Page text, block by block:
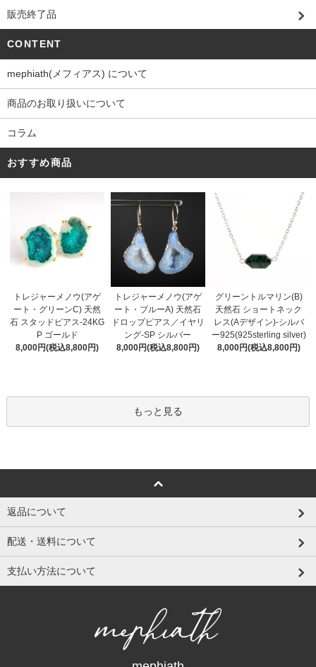
販売終了品
CONTENT
mephiath(メフィアス) について
商品のお取り扱いについて
コラム
おすすめ商品
トレジャーメノウ(アゲ
ート・グリーンC) 天然
石 スタッドピアス-24KG
P ゴールド
8,000円(税込8,800円)
トレジャーメノウ(アゲ
ート・ブルーA) 天然石
ドロップピアス／イヤリ
ング-SP シルバー
8,000円(税込8,800円)
グリーントルマリン(B)
天然石 ショートネック
レス(Aデザイン)-シルバ
ー925(925sterling silver)
8,000円(税込8,800円)
もっと見る
返品について
配送・送料について
支払い方法について